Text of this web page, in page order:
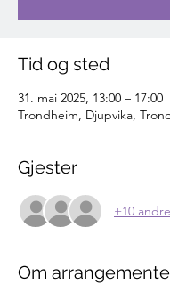
Tid og sted
31. mai 2025, 13:00 – 17:00
Trondheim, Djupvika,
Gjester
+10
Om